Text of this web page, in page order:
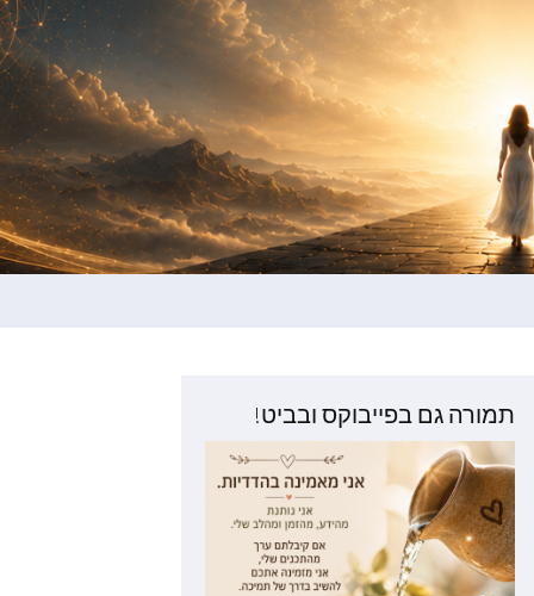
תמורה גם בפייבוקס ובביט!